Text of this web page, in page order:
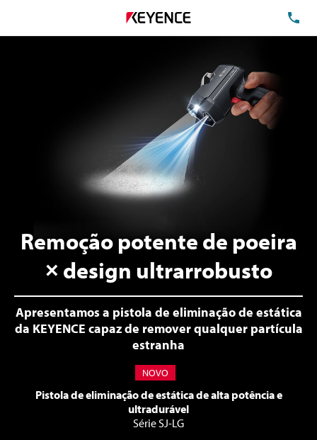
Apresentamos a pistola de eliminação de estática
da KEYENCE capaz de remover qualquer partícula
estranha
Remoção potente de poeira
× design ultrarrobusto
NOVO
Pistola de eliminação de estática de alta potência e
ultradurável
Série SJ-LG